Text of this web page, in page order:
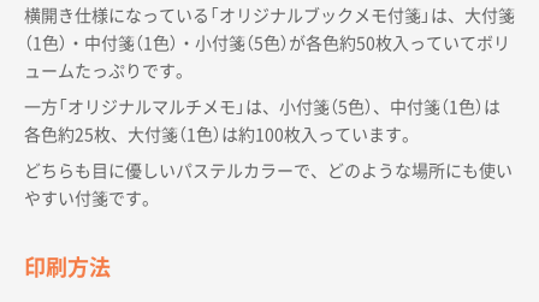
横開き仕様になっている「オリジナルブックメモ付箋」は、大付箋
（1色）・中付箋（1色）・小付箋（5色）が各色約50枚入っていてボリ
ュームたっぷりです。
一方「オリジナルマルチメモ」は、小付箋（5色）、中付箋（1色）は
各色約25枚、大付箋（1色）は約100枚入っています。
どちらも目に優しいパステルカラーで、どのような場所にも使い
やすい付箋です。
印刷方法